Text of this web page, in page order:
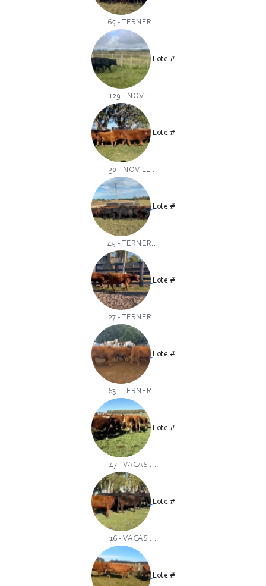
65 - TERNER...
Lote #
129 - NOVIL...
Lote #
30 - NOVILL...
Lote #
45 - TERNER...
Lote #
27 - TERNER...
Lote #
63 - TERNER...
Lote #
47 - VACAS ...
Lote #
16 - VACAS ...
Lote #